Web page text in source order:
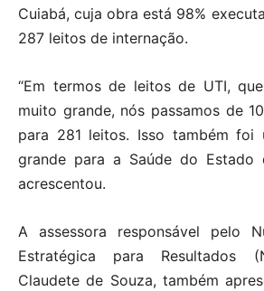
Cuiabá, cuja obra está 98%
287 leitos de internação.
“Em termos de leitos de UTI,
muito grande, nós passamos de
para 281 leitos. Isso também foi
grande para a Saúde do Estado
acrescentou.
A assessora responsável pelo
Estratégica para Resultados
Claudete de Souza, também